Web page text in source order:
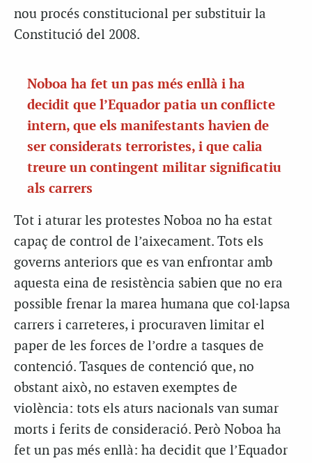
nou procés constitucional per substituir la
Constitució del 2008.
Noboa ha fet un pas més enllà i ha
decidit que l’Equador patia un conflicte
intern, que els manifestants havien de
ser considerats terroristes, i que calia
treure un contingent militar significatiu
als carrers
Tot i aturar les protestes Noboa no ha estat
capaç de control de l’aixecament. Tots els
governs anteriors que es van enfrontar amb
aquesta eina de resistència sabien que no era
possible frenar la marea humana que col·lapsa
carrers i carreteres, i procuraven limitar el
paper de les forces de l’ordre a tasques de
contenció. Tasques de contenció que, no
obstant això, no estaven exemptes de
violència: tots els aturs nacionals van sumar
morts i ferits de consideració. Però Noboa ha
fet un pas més enllà: ha decidit que l’Equador